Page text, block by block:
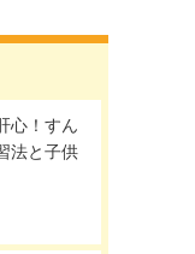
心！すん
法と子供